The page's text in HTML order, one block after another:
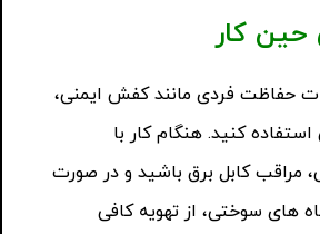
حین کار
حفاظت فردی مانند کفش ایمنی،
کنید. هنگام کار با
مراقب کابل برق باشید و در صورت
های سوختی، از تهویه کافی